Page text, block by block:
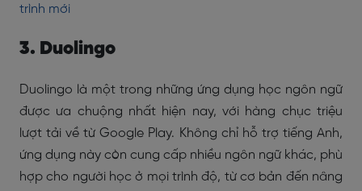
trình mới
3. Duolingo
Duolingo là một trong những ứng dụng học ngôn ngữ
được ưa chuộng nhất hiện nay, với hàng chục triệu
lượt tải về từ Google Play. Không chỉ hỗ trợ tiếng Anh,
ứng dụng này còn cung cấp nhiều ngôn ngữ khác, phù
hợp cho người học ở mọi trình độ, từ cơ bản đến nâng